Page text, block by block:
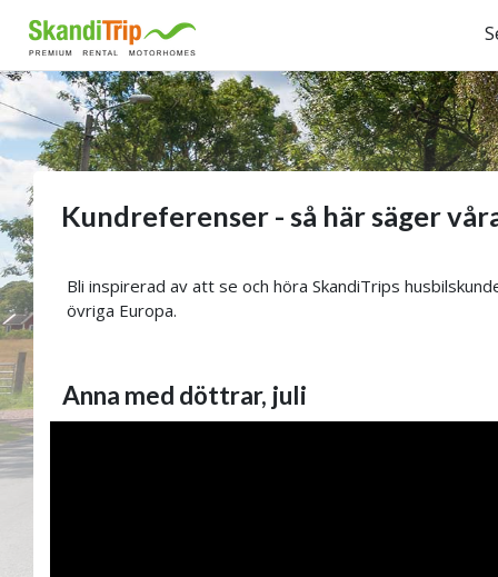
Kundreferenser - så här säger
Bli inspirerad av att se och höra SkandiTrips
övriga Europa.
Anna med döttrar, juli